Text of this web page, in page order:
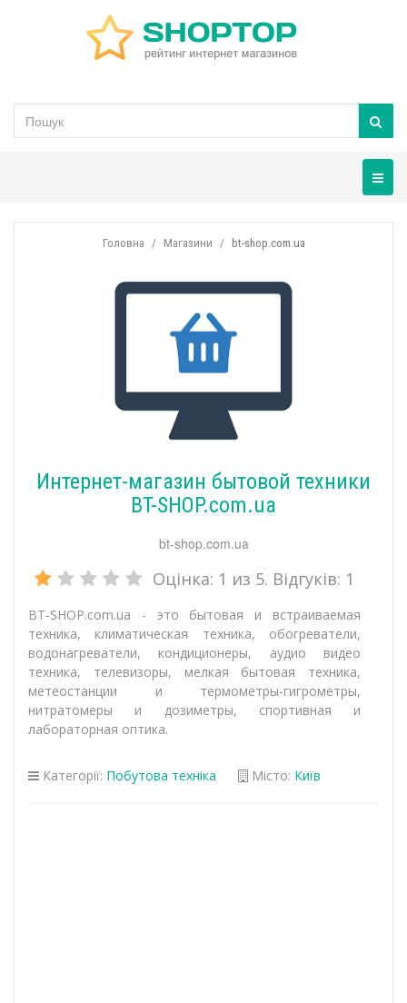
Головна Магазини bt-shop.com.ua
Интернет-магазин бытовой техники
BT-SHOP.com.uа
bt-shop.com.ua
Оцінка: 1 из 5. Відгуків: 1
BT-SHOP.com.uа - это бытовая и встраиваемая
техника, климатическая техника, обогреватели,
водонагреватели, кондиционеры, аудио видео
техника, телевизоры, мелкая бытовая техника,
метеостанции и термометры-гигрометры,
нитратомеры и дозиметры, спортивная и
лабораторная оптика.
Категорії: Побутова техніка Місто: Київ